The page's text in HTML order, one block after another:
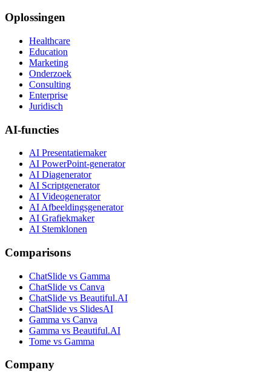
Oplossingen
Healthcare
Education
Marketing
Onderzoek
Consulting
Enterprise
Juridisch
AI-functies
AI Presentatiemaker
AI PowerPoint-generator
AI Diagenerator
AI Scriptgenerator
AI Videogenerator
AI Afbeeldingsgenerator
AI Grafiekmaker
AI Stemklonen
Comparisons
ChatSlide vs Gamma
ChatSlide vs Canva
ChatSlide vs Beautiful.AI
ChatSlide vs SlidesAI
Gamma vs Canva
Gamma vs Beautiful.AI
Tome vs Gamma
Company